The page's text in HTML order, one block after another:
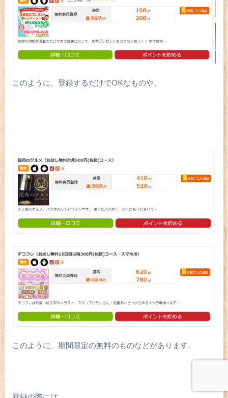
このように、登録するだけでOKなものや、
このように、期間限定の無料のものなどがあります。